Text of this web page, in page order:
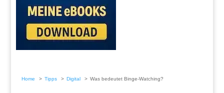
Home Tipps Digital Was bedeutet Binge-Watching?